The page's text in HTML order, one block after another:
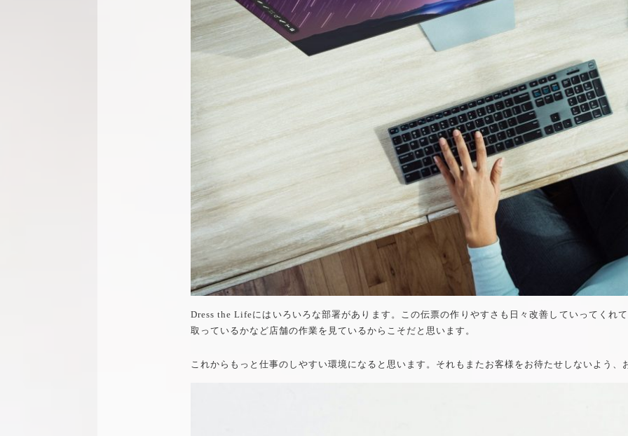
Dress the Lifeにはいろいろな部署があります。この伝票の作りやすさも日々改善していってくれ
取っているかなど店舗の作業を見ているからこそだと思います。
これからもっと仕事のしやすい環境になると思います。それもまたお客様をお待たせしないよう